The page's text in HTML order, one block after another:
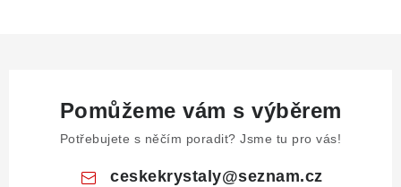
Pomůžeme vám s výběrem
Potřebujete s něčím poradit? Jsme tu pro vás!
ceskekrystaly@seznam.cz